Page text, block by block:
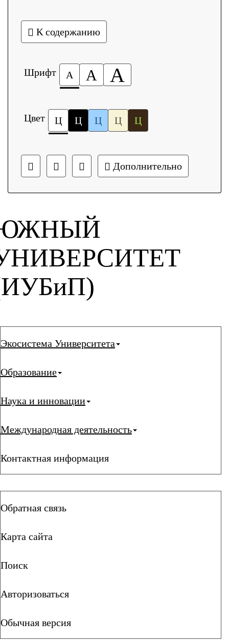
К содержанию
Шрифт А А А
Цвет Ц Ц Ц Ц Ц
Дополнительно
Экосистема Университета
Образование
Наука и инновации
Международная деятельность
Контактная информация
Обратная связь
Карта сайта
Поиск
Авторизоваться
Обычная версия